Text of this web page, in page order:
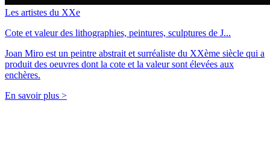
Les artistes du XXe
Cote et valeur des lithographies, peintures, sculptures de J...
Joan Miro est un peintre abstrait et surréaliste du XXème siècle qui a
produit des oeuvres dont la cote et la valeur sont élevées aux
enchères.
En savoir plus >